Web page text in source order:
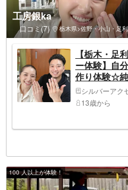
工房銀ka
口コミ(7) 栃木県>佐野・小山・足
【栃木・足
ー体験】自
作り体験☆
う！工房銀
シルバーアク
13歳から
100 人以上が体験！